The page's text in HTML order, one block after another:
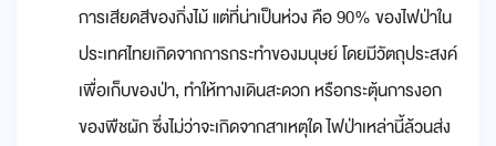
การเสียดสีของกิ่งไม้ แต่ที่น่าเป็นห่วง คือ 90% ของไฟป่าใน
ประเทศไทยเกิดจากการกระทำของมนุษย์ โดยมีวัตถุประสงค์
เพื่อเก็บของป่า, ทำให้ทางเดินสะดวก หรือกระตุ้นการงอก
ของพืชผัก ซึ่งไม่ว่าจะเกิดจากสาเหตุใด ไฟป่าเหล่านี้ล้วนส่ง